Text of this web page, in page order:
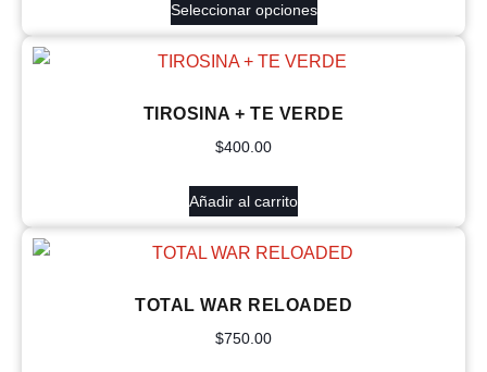
Seleccionar opciones
TIROSINA + TE VERDE
$400.00
Añadir al carrito
TOTAL WAR RELOADED
$750.00